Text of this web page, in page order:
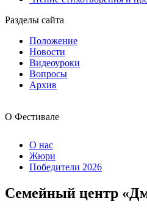
Разделы сайта
Положение
Новости
Видеоуроки
Вопросы
Архив
О Фестивале
О нас
Жюри
Победители 2026
Семейный центр